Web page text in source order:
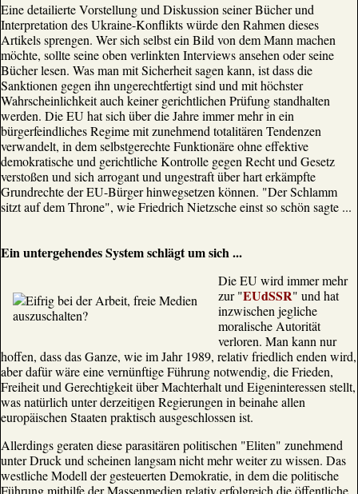
Eine detailierte Vorstellung und Diskussion seiner Bücher und
Interpretation des Ukraine-Konflikts würde den Rahmen dieses
Artikels sprengen. Wer sich selbst ein Bild von dem Mann machen
möchte, sollte seine oben verlinkten Interviews ansehen oder seine
Bücher lesen. Was man mit Sicherheit sagen kann, ist dass die
Sanktionen gegen ihn ungerechtfertigt sind und mit höchster
Wahrscheinlichkeit auch keiner gerichtlichen Prüfung standhalten
werden. Die EU hat sich über die Jahre immer mehr in ein
bürgerfeindliches Regime mit zunehmend totalitären Tendenzen
verwandelt, in dem selbstgerechte Funktionäre ohne effektive
demokratische und gerichtliche Kontrolle gegen Recht und Gesetz
verstoßen und sich arrogant und ungestraft über hart erkämpfte
Grundrechte der EU-Bürger hinwegsetzen können. "Der Schlamm
sitzt auf dem Throne", wie Friedrich Nietzsche einst so schön sagte ...
Ein untergehendes System schlägt um sich ...
Die EU wird immer mehr
zur "EUdSSR" und hat
inzwischen jegliche
moralische Autorität
verloren. Man kann nur
hoffen, dass das Ganze, wie im Jahr 1989, relativ friedlich enden wird,
aber dafür wäre eine vernünftige Führung notwendig, die Frieden,
Freiheit und Gerechtigkeit über Machterhalt und Eigeninteressen stellt,
was natürlich unter derzeitigen Regierungen in beinahe allen
europäischen Staaten praktisch ausgeschlossen ist.
Allerdings geraten diese parasitären politischen "Eliten" zunehmend
unter Druck und scheinen langsam nicht mehr weiter zu wissen. Das
westliche Modell der gesteuerten Demokratie, in dem die politische
Führung mithilfe der Massenmedien relativ erfolgreich die öffentliche